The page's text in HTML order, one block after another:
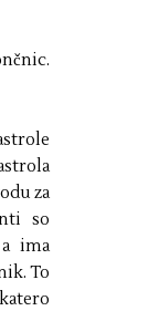
za
so
ima
To